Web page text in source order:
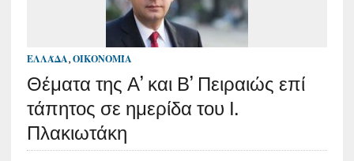
ΕΛΛΆΔΑ, ΟΙΚΟΝΟΜΊΑ
Θέματα της Α’ και Β’ Πειραιώς επί
τάπητος σε ημερίδα του Ι.
Πλακιωτάκη